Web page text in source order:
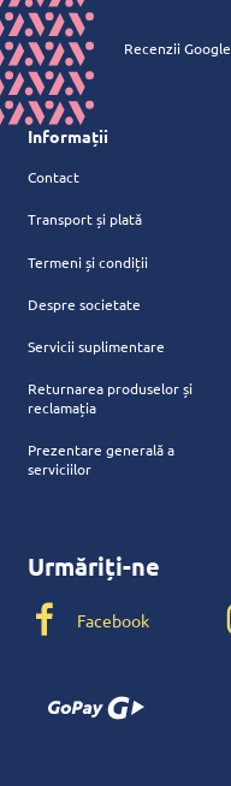
Recenzii Google
Informații
Contact
Transport și plată
Termeni și condiții
Despre societate
Servicii suplimentare
Returnarea produselor și
reclamația
Prezentare generală a
serviciilor
Urmăriți-ne
Facebook